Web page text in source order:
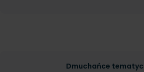
Dmuchańce